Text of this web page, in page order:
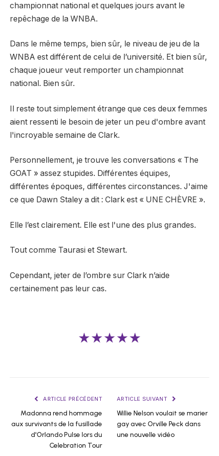
championnat national et quelques jours avant le
repêchage de la WNBA.
Dans le même temps, bien sûr, le niveau de jeu de la
WNBA est différent de celui de l’université. Et bien sûr,
chaque joueur veut remporter un championnat
national. Bien sûr.
Il reste tout simplement étrange que ces deux femmes
aient ressenti le besoin de jeter un peu d'ombre avant
l'incroyable semaine de Clark.
Personnellement, je trouve les conversations « The
GOAT » assez stupides. Différentes équipes,
différentes époques, différentes circonstances. J'aime
ce que Dawn Staley a dit : Clark est « UNE CHÈVRE ».
Elle l’est clairement. Elle est l'une des plus grandes.
Tout comme Taurasi et Stewart.
Cependant, jeter de l’ombre sur Clark n’aide
certainement pas leur cas.
★★★★★
ARTICLE PRÉCÉDENT
Madonna rend hommage
aux survivants de la fusillade
d'Orlando Pulse lors du
Celebration Tour
ARTICLE SUIVANT
Willie Nelson voulait se marier
gay avec Orville Peck dans
une nouvelle vidéo